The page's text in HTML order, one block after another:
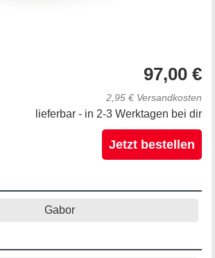
97,00 €
2,95 € Versandkosten
lieferbar - in 2-3 Werktagen bei dir
Jetzt bestellen
Gabor